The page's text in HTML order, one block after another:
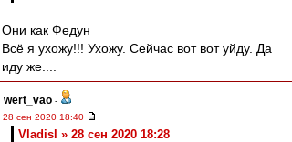
Они как Федун
Всё я ухожу!!! Ухожу. Сейчас вот вот уйду. Да
иду же....
wert_vao -
28 сен 2020 18:40
Vladisl » 28 сен 2020 18:28